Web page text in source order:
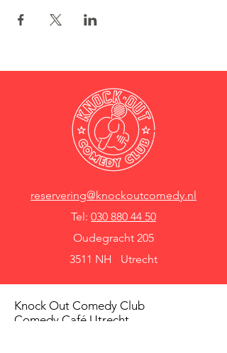
reservering@knockoutcomedy.nl
Tel: 030 880 44 50
Oudegracht 205
3511 NH Utrecht
Knock Out Comedy Club
Comedy Café Utrecht